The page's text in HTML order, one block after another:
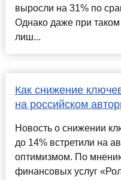
выросли на 31% по
Однако даже при таком
лиш...
Как снижение
на российском
Новость о снижении
до 14% встретили на
оптимизмом. По
финансовых услуг